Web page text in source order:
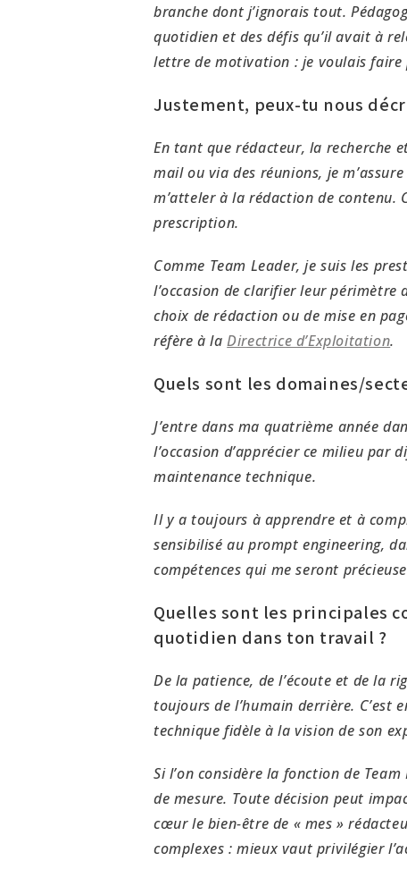
branche dont j’ignorais tout.
quotidien et des défis qu’il avait à
lettre de motivation : je voulais
Justement, peux-tu nous
En tant que rédacteur, la recherche
mail ou via des réunions, je
m’atteler à la rédaction de contenu.
prescription.
Comme Team Leader, je suis les
l’occasion de clarifier leur périmètre
choix de rédaction ou de mise en
réfère à laDirectrice d’Exploitation.
Quels sont les domaines/
J’entre dans ma quatrième année
l’occasion d’apprécier ce milieu par
maintenance technique.
Il y a toujours à apprendre et à
sensibilisé au prompt engineering,
compétences qui me seront
Quelles sont les principales
quotidien dans ton travail ?
De la patience, de l’écoute et de la
toujours de l’humain derrière. C’est
technique fidèle à la vision de son
Si l’on considère la fonction de
de mesure. Toute décision peut
cœur le bien-être de « mes »
complexes : mieux vaut privilégier